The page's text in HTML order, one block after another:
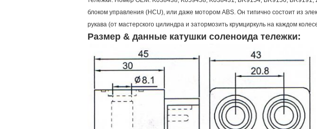
блоком управления (HCU), или даже мотором ABS. Он типично состоит из
рукава (от мастерского цилиндра и затормозить крумциркуль на каждом
Размер & данные катушки соленоида тележки: